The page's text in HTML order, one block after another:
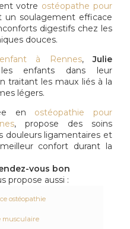
votre ostéopathe pour
un soulagement efficace
digestifs chez les
douces.
à Rennes,Julie
enfants dans leur
traitant les maux liés à la
légers.
en ostéopathie pour
, propose des soins
douleurs ligamentaires et
confort durant la
vous bon
propose aussi :
ostéopathie
musculaire